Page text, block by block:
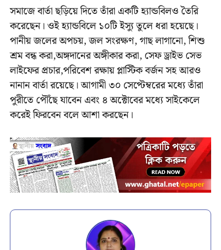
সমাজে বার্তা ছড়িয়ে দিতে তাঁরা একটি হ্যান্ডবিলও তৈরি
করেছেন। ওই হ্যান্ডবিলে ১০টি ইস্যু তুলে ধরা হয়েছে।
পানীয় জলের অপচয়, জল সংরক্ষণ, গাছ লাগানো, শিশু
শ্রম বন্ধ করা,অঙ্গদানের অঙ্গীকার করা, সেফ ড্রাইভ সেভ
লাইফের প্রচার,পরিবেশ রক্ষায় প্লাস্টিক বর্জন সহ আরও
নানান বার্তা রয়েছে। আগামী ৩০ সেপ্টেম্বরের মধ্যে তাঁরা
পুরীতে পৌঁছে যাবেন এবং ৪ অক্টোবের মধ্যে সাইকেলে
করেই ফিরবেন বলে আশা করছেন।